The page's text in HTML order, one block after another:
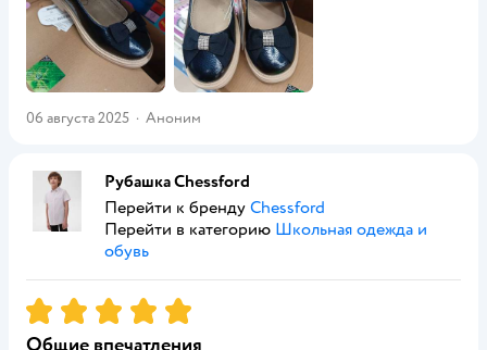
06 августа 2025 · Аноним
Рубашка Chessford
Перейти к бренду Chessford
Перейти в категорию Школьная одежда и
обувь
Рейтинг:5